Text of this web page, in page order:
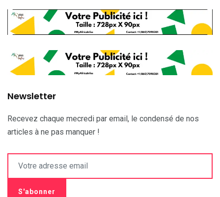
Newsletter
Recevez chaque mecredi par email, le condensé de nos
articles à ne pas manquer !